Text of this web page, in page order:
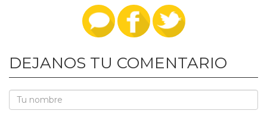
DEJANOS TU COMENTARIO